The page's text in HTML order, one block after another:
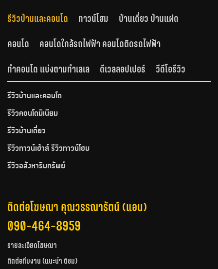
รีวิวบ้านและคอนโด ทาวน์โฮม
บ้านเดี่ยว บ้านแฝด
คอนโด
คอนโดใกล้รถไฟฟ้า คอนโดติดรถไฟฟ้า
ทำคอนโด แบ่งตามทำเลเล
ดีเวลลอปเปอร์ วีดีโอรีวิว
รีวิวบ้านและคอนโด
รีวิวคอนโดมิเนียม
รีวิวบ้านเดี่ยว
รีวิวทาวน์เฮ้าส์ รีวิวทาวน์โฮม
รีวิวอสังหาริมทรัพย์
ติดต่อโฆษณา คุณวรรณารัตน์ (แอน)
090-464-8959
รายละเอียดโฆษณา
ติดต่อทีมงาน (แนะนำ ติชม)